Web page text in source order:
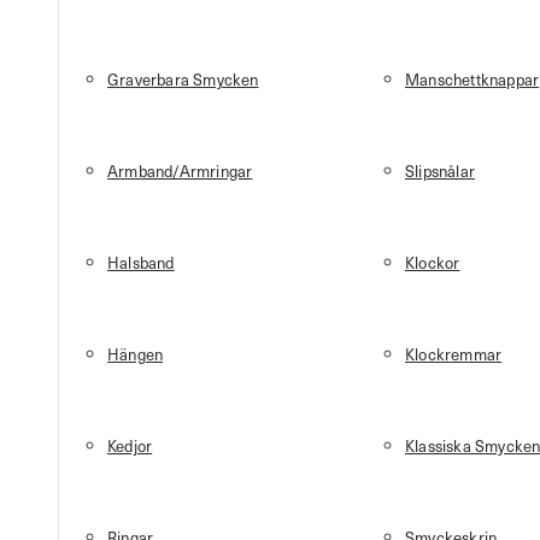
Graverbara Smycken
Armband/Armringar
Halsband
Hängen
Kedjor
Manschettknappar
Slipsnålar
Klockor
Klockremmar
Klassiska Smycken